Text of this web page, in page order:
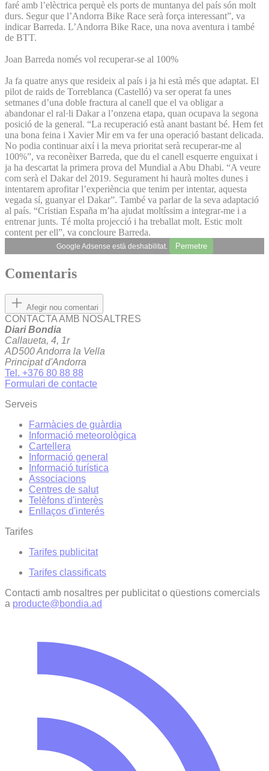
faré amb l’elèctrica perquè els ports de muntanya del país són molt
durs. Segur que l’Andorra Bike Race serà força interessant”, va
indicar Barreda. L’Andorra Bike Race, una nova aventura i també
de BTT.
Joan Barreda només vol recuperar-se al 100%
Ja fa quatre anys que resideix al país i ja hi està més que adaptat. El
pilot de raids de Torreblanca (Castelló) va ser operat fa unes
setmanes d’una doble fractura al canell que el va obligar a
abandonar el ral·li Dakar a l’onzena etapa, quan ocupava la segona
posició de la general. “La recuperació està anant bastant bé. Hem fet
una bona feina i Xavier Mir em va fer una operació bastant delicada.
No podia continuar així i la meva prioritat serà recuperar-me al
100%”, va reconèixer Barreda, que du el canell esquerre enguixat i
ja ha descartat la primera prova del Mundial a Abu Dhabi. “A veure
com serà el Dakar del 2019. Segurament hi haurà moltes dunes i
intentarem aprofitar l’experiència que tenim per intentar, aquesta
vegada sí, guanyar el Dakar”. També va parlar de la seva adaptació
al país. “Cristian España m’ha ajudat moltíssim a integrar-me i a
entrenar junts. Té molta projecció i ha treballat molt. Estic molt
content per ell”, va concloure Barreda.
Google Adsense està deshabilitat. Permetre
Comentaris
Afegir nou comentari
CONTACTA AMB NOSALTRES
Diari Bondia
Callaueta, 4, 1r
AD500 Andorra la Vella
Principat d'Andorra
Tel. +376 80 88 88
Formulari de contacte
Serveis
Farmàcies de guàrdia
Informació meteorològica
Cartellera
Informació general
Informació turística
Associacions
Centres de salut
Telèfons d'interès
Enllaços d'interés
Tarifes
Tarifes publicitat
Tarifes classificats
Contacti amb nosaltres per publicitat o qüestions comercials
a producte@bondia.ad